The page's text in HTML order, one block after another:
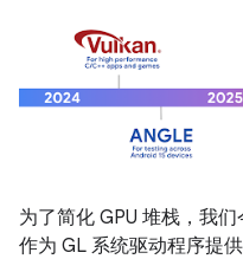
为了简化 GPU 堆栈，我
作为 GL 系统驱动程序提